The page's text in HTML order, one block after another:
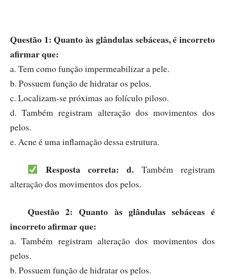
Questão 1: Quanto às glândulas sebáceas, é incorreto
afirmar que:
a. Tem como função impermeabilizar a pele.
b. Possuem função de hidratar os pelos.
c. Localizam-se próximas ao folículo piloso.
d. Também registram alteração dos movimentos dos
pelos.
e. Acne é uma inflamação dessa estrutura.
Resposta correta: d. Também registram
alteração dos movimentos dos pelos.
Questão 2: Quanto às glândulas sebáceas é
incorreto afirmar que:
a. Também registram alteração dos movimentos dos
pelos.
b. Possuem função de hidratar os pelos.